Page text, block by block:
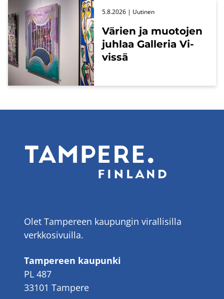
Vä­rien ja muo­to­jen
juh­laa Gal­le­ria Vi­
vis­sä
5.8.2026 | Uu­ti­nen
Olet Tampereen kaupungin virallisilla
verkkosivuilla.
Tampereen kaupunki
PL 487
33101 Tampere